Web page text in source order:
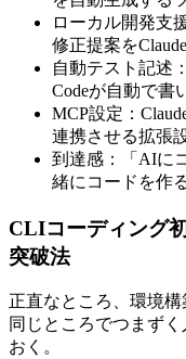
ローカル開発支
修正提案を
自動テスト記述
Codeが自動で書
MCP設定：
連携させる拡張
到達感：「AIに
緒にコードを作
CLIコーディング
突破法
正直なところ、環境構
同じところでつまず
おく。